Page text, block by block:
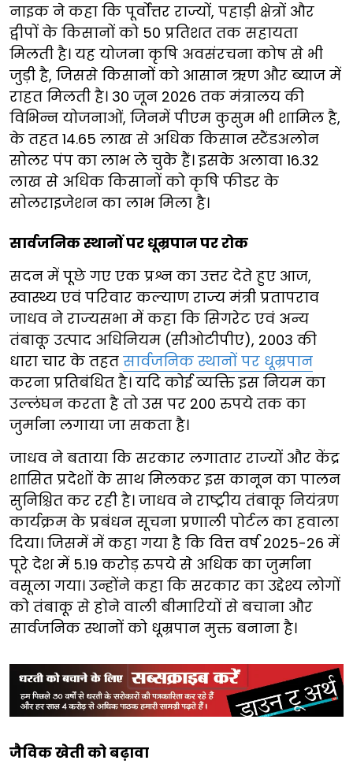
नाइक ने कहा कि पूर्वोत्तर राज्यों, पहाड़ी क्षेत्रों और
द्वीपों के किसानों को 50 प्रतिशत तक सहायता
मिलती है। यह योजना कृषि अवसंरचना कोष से भी
जुड़ी है, जिससे किसानों को आसान ऋण और ब्याज में
राहत मिलती है। 30 जून 2026 तक मंत्रालय की
विभिन्न योजनाओं, जिनमें पीएम कुसुम भी शामिल है,
के तहत 14.65 लाख से अधिक किसान स्टैंडअलोन
सोलर पंप का लाभ ले चुके हैं। इसके अलावा 16.32
लाख से अधिक किसानों को कृषि फीडर के
सोलराइजेशन का लाभ मिला है।
सार्वजनिक स्थानों पर धूम्रपान पर रोक
सदन में पूछे गए एक प्रश्न का उत्तर देते हुए आज,
स्वास्थ्य एवं परिवार कल्याण राज्य मंत्री प्रतापराव
जाधव ने राज्यसभा में कहा कि सिगरेट एवं अन्य
तंबाकू उत्पाद अधिनियम (सीओटीपीए), 2003 की
धारा चार के तहत सार्वजनिक स्थानों पर धूम्रपान
करना प्रतिबंधित है। यदि कोई व्यक्ति इस नियम का
उल्लंघन करता है तो उस पर 200 रुपये तक का
जुर्माना लगाया जा सकता है।
जाधव ने बताया कि सरकार लगातार राज्यों और केंद्र
शासित प्रदेशों के साथ मिलकर इस कानून का पालन
सुनिश्चित कर रही है। जाधव ने राष्ट्रीय तंबाकू नियंत्रण
कार्यक्रम के प्रबंधन सूचना प्रणाली पोर्टल का हवाला
दिया। जिसमें में कहा गया है कि वित्त वर्ष 2025-26 में
पूरे देश में 5.19 करोड़ रुपये से अधिक का जुर्माना
वसूला गया। उन्होंने कहा कि सरकार का उद्देश्य लोगों
को तंबाकू से होने वाली बीमारियों से बचाना और
सार्वजनिक स्थानों को धूम्रपान मुक्त बनाना है।
जैविक खेती को बढ़ावा